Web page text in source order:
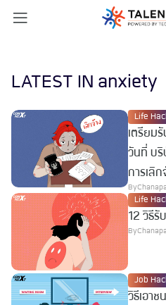
LATEST IN anxiety
Life
เตรียม
วันที่ บ
การเลิก
By
Life
12 วิธีรั
By
Job
วิธีเอาช